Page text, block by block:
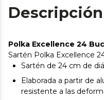
Descripción
Polka Excellence 24
Sartén Polka Excellence
Sartén de 24 cm de
Elaborada a partir de
resistente a las